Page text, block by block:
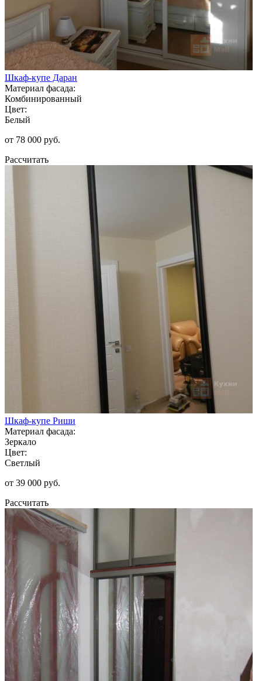
Шкаф-купе Даран
Материал фасада:
Комбинированный
Цвет:
Белый
от 78 000 руб.
Рассчитать
Шкаф-купе Риши
Материал фасада:
Зеркало
Цвет:
Светлый
от 39 000 руб.
Рассчитать